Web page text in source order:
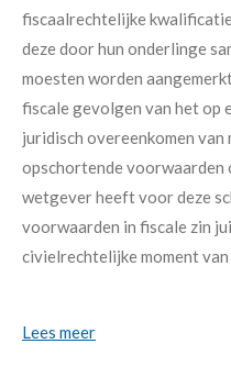
fiscaalrechtelijke
deze door hun onderlinge
moesten worden
fiscale gevolgen van het op
juridisch overeenkomen
opschortende voorwaarden
wetgever heeft voor deze
voorwaarden in fiscale zin
civielrechtelijke moment
Lees meer